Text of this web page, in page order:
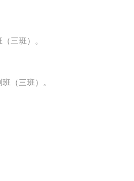
三班）。
（三班）。